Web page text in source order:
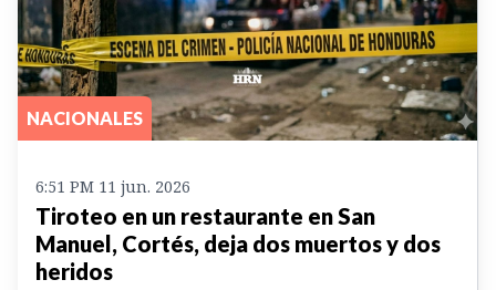
NACIONALES
6:51 PM 11 jun. 2026
Tiroteo en un restaurante en San
Manuel, Cortés, deja dos muertos y dos
heridos